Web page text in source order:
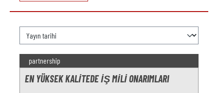
partnership
EN YÜKSEK KALITEDE IŞ MILI ONARIMLARI